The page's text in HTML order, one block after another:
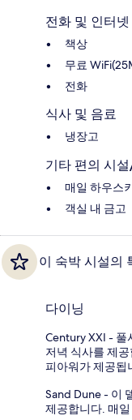
전화 및 인터넷
책상
무료
전화
식사 및 음료
냉장고
기타 편의 시
매일 하우스
객실 내 금고
이 숙박 시설의
다이닝
Century XXI - 풀
저녁 식사를 제
피아워가 제공됩
Sand Dune - 이
제공합니다. 매